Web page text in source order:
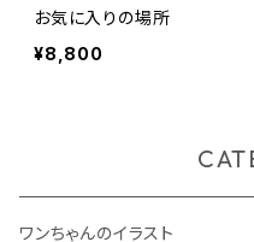
お気に入りの場所
¥8,800
ワンちゃんのイラスト